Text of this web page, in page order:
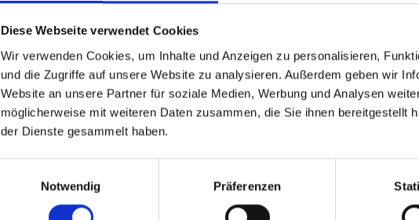
Diese Webseite verwendet Cookies
Wir verwenden Cookies, um Inhalte und Anzeigen zu personalisieren,
und die Zugriffe auf unsere Website zu analysieren. Außerdem geben wir
Website an unsere Partner für soziale Medien, Werbung und Analysen
möglicherweise mit weiteren Daten zusammen, die Sie ihnen bereitgestellt
der Dienste gesammelt haben.
Notwendig
Präferenzen
Sie sind nicht pro optik Augenoptik Fachgeschäft